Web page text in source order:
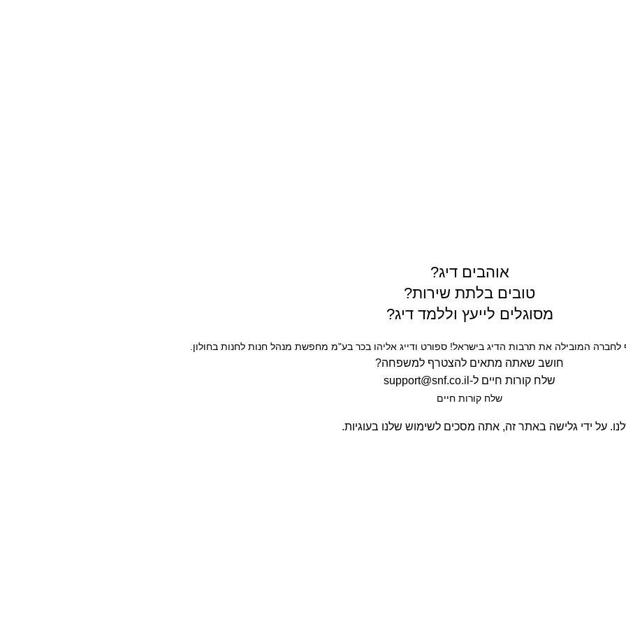
אוהבים דיג?
טובים בלתת שירות?
מסוגלים לייעץ וללמד דיג?
המובילה את תרבות הדיג בישראל! ספורט ודייג אליהו בכר בע"מ מחפשת מנהל חנות לחנות בחולון.
חושב שאתה מתאים להצטרף למשפחה?
שלח קורות חיים ל- support@snf.co.il
שלח קורות חיים​
על ידי גלישה באתר זה, אתה מסכים לשימוש שלנו בעוגיות.